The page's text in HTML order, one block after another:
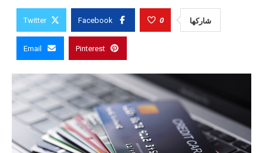
شاركها 0
Facebook
Twitter
Pinterest
Email